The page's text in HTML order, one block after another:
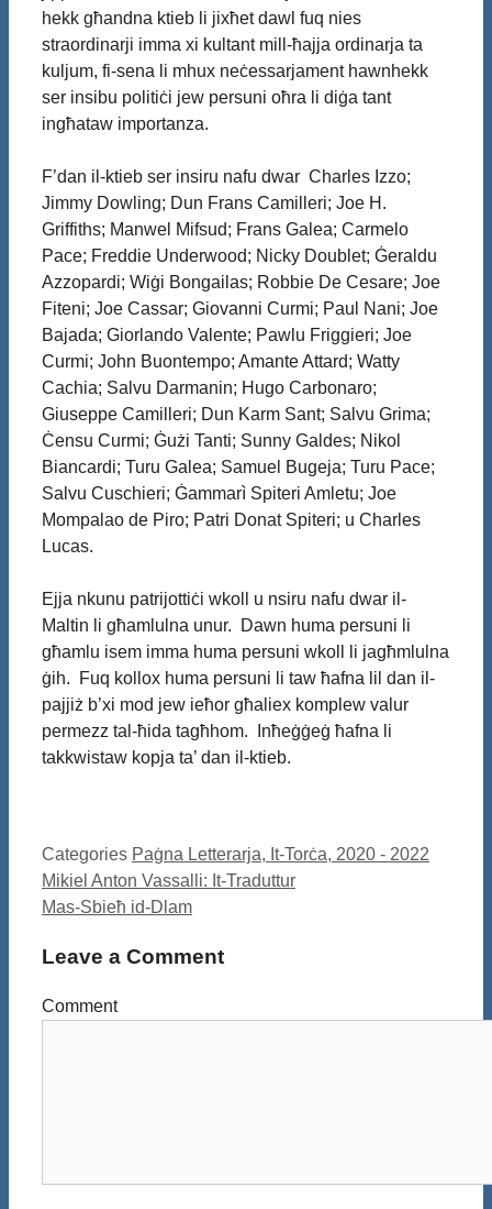
hekk għandna ktieb li jixħet dawl fuq nies
straordinarji imma xi kultant mill-ħajja ordinarja ta
kuljum, fi-sena li mhux neċessarjament hawnhekk
ser insibu politiċi jew persuni oħra li diġa tant
ingħataw importanza.
F’dan il-ktieb ser insiru nafu dwar Charles Izzo;
Jimmy Dowling; Dun Frans Camilleri; Joe H.
Griffiths; Manwel Mifsud; Frans Galea; Carmelo
Pace; Freddie Underwood; Nicky Doublet; Ġeraldu
Azzopardi; Wiġi Bongailas; Robbie De Cesare; Joe
Fiteni; Joe Cassar; Giovanni Curmi; Paul Nani; Joe
Bajada; Giorlando Valente; Pawlu Friggieri; Joe
Curmi; John Buontempo; Amante Attard; Watty
Cachia; Salvu Darmanin; Hugo Carbonaro;
Giuseppe Camilleri; Dun Karm Sant; Salvu Grima;
Ċensu Curmi; Ġużi Tanti; Sunny Galdes; Nikol
Biancardi; Turu Galea; Samuel Bugeja; Turu Pace;
Salvu Cuschieri; Ġammarì Spiteri Amletu; Joe
Mompalao de Piro; Patri Donat Spiteri; u Charles
Lucas.
Ejja nkunu patrijottiċi wkoll u nsiru nafu dwar il-
Maltin li għamlulna unur. Dawn huma persuni li
għamlu isem imma huma persuni wkoll li jagħmlulna
ġih. Fuq kollox huma persuni li taw ħafna lil dan il-
pajjiż b’xi mod jew ieħor għaliex komplew valur
permezz tal-ħida tagħhom. Inħeġġeġ ħafna li
takkwistaw kopja ta’ dan il-ktieb.
Categories Paġna Letterarja, It-Torċa, 2020 - 2022
Mikiel Anton Vassalli: It-Traduttur
Mas-Sbieħ id-Dlam
Leave a Comment
Comment